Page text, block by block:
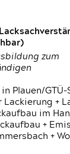
zum
in Plauen/
Lackierung +
im
+
+